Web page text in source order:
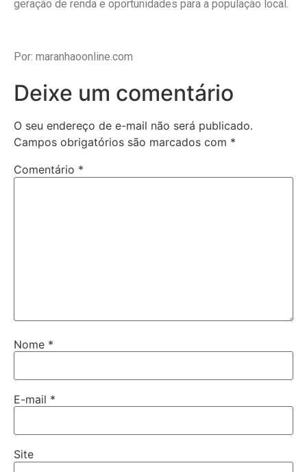
geração de renda e oportunidades para a população local.
Por: maranhaoonline.com
Deixe um comentário
O seu endereço de e-mail não será publicado.
Campos obrigatórios são marcados com *
Comentário *
Nome *
E-mail *
Site